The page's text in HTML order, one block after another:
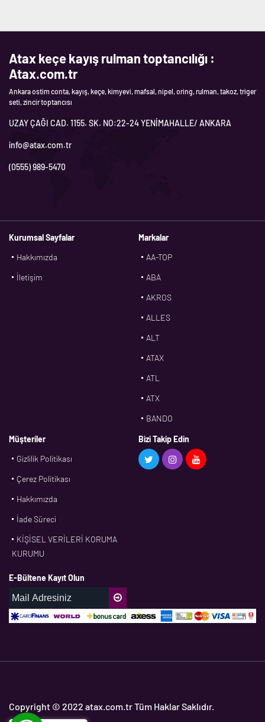
Atax keçe kayış rulman toptancılığı :
Atax.com.tr
Ankara ostim conta, kayış, keçe, kimyevi, mafsal, nipel, oring, rulman, takoz, triger
seti, zincir toptancısı
UZAY ÇAĞI CAD. 1155. SK. NO:22-24 YENİMAHALLE/ ANKARA
info@atax.com.tr
(0555) 989-5470
Kurumsal Sayfalar
Hakkımızda
İletişim
Markalar
AA-TOP
ABA
AKROS
ALLES
ALT
ATAX
ATL
ATX
BANDO
BMS
CDF
DPH
ECOPARTS
Müşteriler
Gizlilik Politikası
Çerez Politikası
Hakkımızda
İade Süreci
KİŞİSEL VERİLERİ KORUMA
KURUMU
Bizi Takip Edin
E-Bültene Kayıt Olun
Copyright © 2022 atax.com.tr Tüm Haklar Saklıdır.